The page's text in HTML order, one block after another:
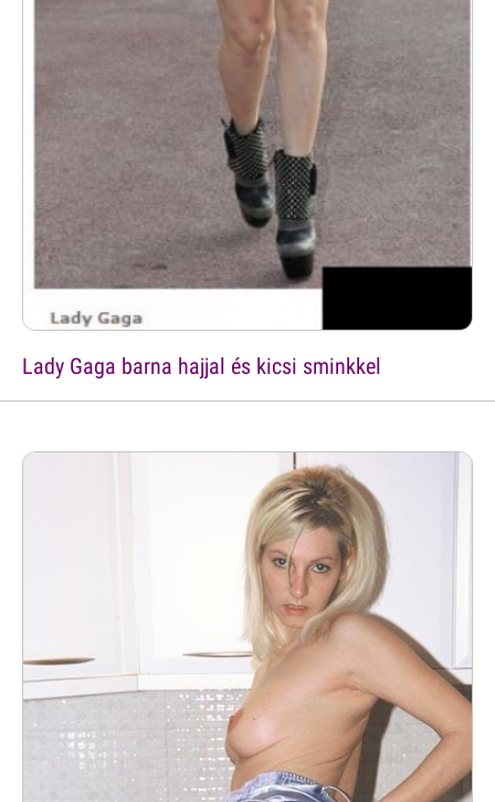
Lady Gaga barna hajjal és kicsi sminkkel